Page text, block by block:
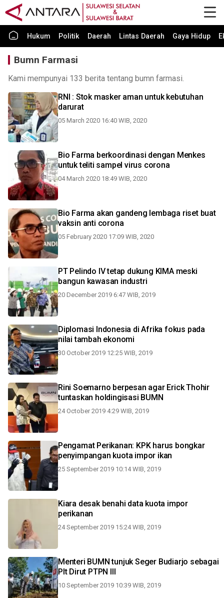
Hukum Politik Daerah Lintas Daerah Gaya Hidup
Bumn Farmasi
Kami mempunyai 133 berita tentang bumn farmasi.
RNI : Stok masker aman untuk kebutuhan
darurat
05 March 2020 16:40 WIB, 2020
Bio Farma berkoordinasi dengan Menkes
untuk teliti sampel virus corona
04 March 2020 18:49 WIB, 2020
Bio Farma akan gandeng lembaga riset buat
vaksin anti corona
05 February 2020 17:09 WIB, 2020
PT Pelindo IV tetap dukung KIMA meski
bangun kawasan industri
20 December 2019 6:47 WIB, 2019
Diplomasi Indonesia di Afrika fokus pada
nilai tambah ekonomi
30 October 2019 12:25 WIB, 2019
Rini Soemarno berpesan agar Erick Thohir
tuntaskan holdingisasi BUMN
24 October 2019 4:29 WIB, 2019
Pengamat Perikanan: KPK harus bongkar
penyimpangan kuota impor ikan
25 September 2019 10:14 WIB, 2019
Kiara desak benahi data kuota impor
perikanan
24 September 2019 15:24 WIB, 2019
Menteri BUMN tunjuk Seger Budiarjo sebagai
Plt Dirut PTPN III
10 September 2019 10:39 WIB, 2019